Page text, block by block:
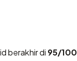
berakhir di 95/100